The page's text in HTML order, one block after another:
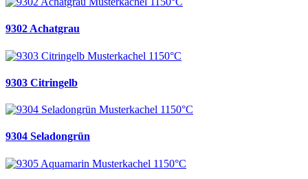
9302 Achatgrau
9303 Citringelb
9304 Seladongrün